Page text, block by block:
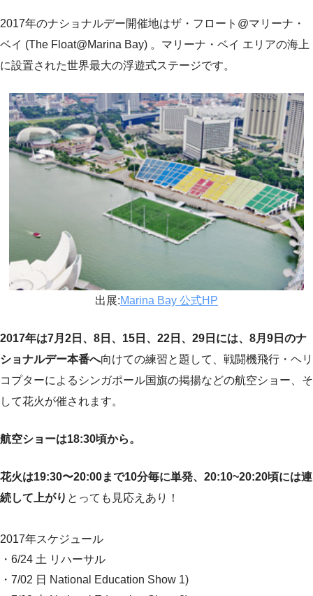
2017年のナショナルデー開催地はザ・フロート@マリーナ・
ベイ (The Float@Marina Bay) 。マリーナ・ベイ エリアの海上
に設置された世界最大の浮遊式ステージです。
出展:Marina Bay 公式HP
2017年は7月2日、8日、15日、22日、29日には、8月9日のナ
ショナルデー本番へ向けての練習と題して、戦闘機飛行・ヘリ
コプターによるシンガポール国旗の掲揚などの航空ショー、そ
して花火が催されます。
航空ショーは18:30頃から。
花火は19:30〜20:00まで10分毎に単発、20:10~20:20頃には連
続して上がり とっても見応えあり！
2017年スケジュール
・6/24 土 リハーサル
・7/02 日 National Education Show 1)